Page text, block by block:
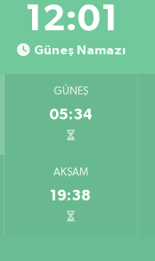
12:00
Güneş Namazı
GÜNEŞ
05:34
AKŞAM
19:38